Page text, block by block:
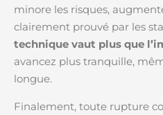
minore les risques,
clairement prouvé par les
technique vaut plus que
avancez plus tranquille,
longue.
Finalement, toute rupture